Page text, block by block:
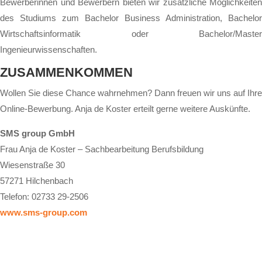
Bewerberinnen und Bewerbern bieten wir zusätzliche Möglichkeiten
des Studiums zum Bachelor Business Administration, Bachelor
Wirtschaftsinformatik oder Bachelor/Master
Ingenieurwissenschaften.
ZUSAMMENKOMMEN
Wollen Sie diese Chance wahrnehmen? Dann freuen wir uns auf Ihre
Online-Bewerbung. Anja de Koster erteilt gerne weitere Auskünfte.
SMS group GmbH
Frau Anja de Koster – Sachbearbeitung Berufsbildung
Wiesenstraße 30
57271 Hilchenbach
Telefon: 02733 29-2506
www.sms-group.com